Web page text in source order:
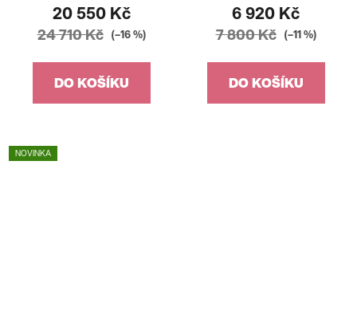
20 550 Kč
24 710 Kč (–16 %)
DO KOŠÍKU
6 920 Kč
7 800 Kč (–11 %)
DO KOŠÍKU
NOVINKA